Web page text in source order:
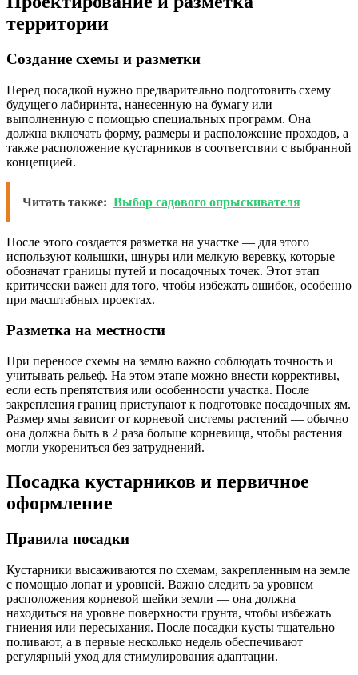
территории
Создание схемы и разметки
Перед посадкой нужно предварительно подготовить схему
будущего лабиринта, нанесенную на бумагу или
выполненную с помощью специальных программ. Она
должна включать форму, размеры и расположение проходов, а
также расположение кустарников в соответствии с выбранной
концепцией.
Читать также: Выбор садового опрыскивателя
После этого создается разметка на участке — для этого
используют колышки, шнуры или мелкую веревку, которые
обозначат границы путей и посадочных точек. Этот этап
критически важен для того, чтобы избежать ошибок, особенно
при масштабных проектах.
Разметка на местности
При переносе схемы на землю важно соблюдать точность и
учитывать рельеф. На этом этапе можно внести коррективы,
если есть препятствия или особенности участка. После
закрепления границ приступают к подготовке посадочных ям.
Размер ямы зависит от корневой системы растений — обычно
она должна быть в 2 раза больше корневища, чтобы растения
могли укорениться без затруднений.
Посадка кустарников и первичное
оформление
Правила посадки
Кустарники высаживаются по схемам, закрепленным на земле
с помощью лопат и уровней. Важно следить за уровнем
расположения корневой шейки земли — она должна
находиться на уровне поверхности грунта, чтобы избежать
гниения или пересыхания. После посадки кусты тщательно
поливают, а в первые несколько недель обеспечивают
регулярный уход для стимулирования адаптации.